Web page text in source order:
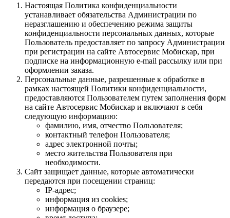
Настоящая Политика конфиденциальности
устанавливает обязательства Администрации по
неразглашению и обеспечению режима защиты
конфиденциальности персональных данных, которые
Пользователь предоставляет по запросу Администрации
при регистрации на сайте Автосервис Мобискар, при
подписке на информационную e-mail рассылку или при
оформлении заказа.
Персональные данные, разрешенные к обработке в
рамках настоящей Политики конфиденциальности,
предоставляются Пользователем путем заполнения форм
на сайте Автосервис Мобискар и включают в себя
следующую информацию:
фамилию, имя, отчество Пользователя;
контактный телефон Пользователя;
адрес электронной почты;
место жительства Пользователя при
необходимости.
Сайт защищает данные, которые автоматически
передаются при посещении страниц:
IP-адрес;
информация из cookies;
информация о браузере;